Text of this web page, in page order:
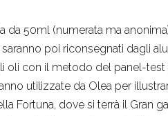
50ml (numerata ma
poi riconsegnati dagli
oli con il metodo del panel-
utilizzate da Olea per
Fortuna, dove si terrà il Gran